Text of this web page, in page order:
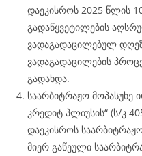
დაეკისროს 2025 წლის
გადაწყვეტილების
ვადაგადაცილებულ
ვადაგადაცილების
გადახდა.
საარბიტრაჟო მოპასუხე
კრედიტ პლიუსის“ (ს/კ
დაეკისროს
მიერ გაწეული